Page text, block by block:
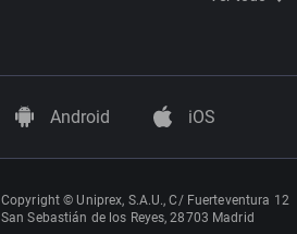
Android iOS
Copyright © Uniprex, S.A.U., C/ Fuerteventura 12
San Sebastián de los Reyes, 28703 Madrid